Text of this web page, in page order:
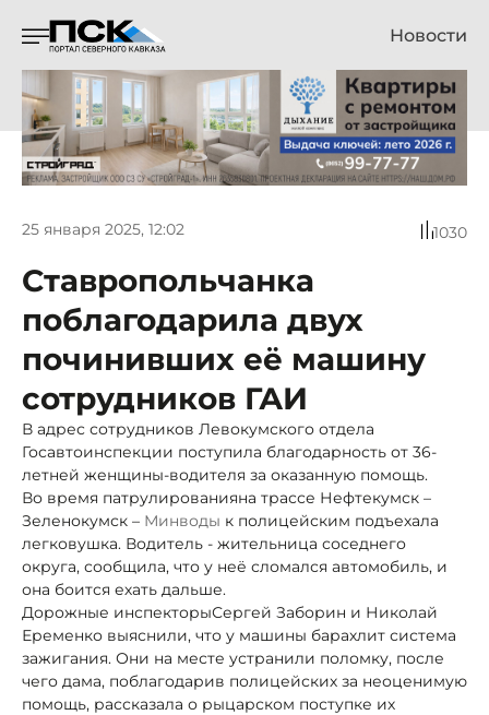
Новости
25 января 2025, 12:02 1030
Ставропольчанка
поблагодарила двух
починивших её машину
сотрудников ГАИ
В адрес сотрудников Левокумского отдела
Госавтоинспекции поступила благодарность от 36-
летней женщины-водителя за оказанную помощь.
Во время патрулированияна трассе Нефтекумск –
Зеленокумск – Минводы к полицейским подъехала
легковушка. Водитель - жительница соседнего
округа, сообщила, что у неё сломался автомобиль, и
она боится ехать дальше.
Дорожные инспекторыСергей Заборин и Николай
Еременко выяснили, что у машины барахлит система
зажигания. Они на месте устранили поломку, после
чего дама, поблагодарив полицейских за неоценимую
помощь, рассказала о рыцарском поступке их